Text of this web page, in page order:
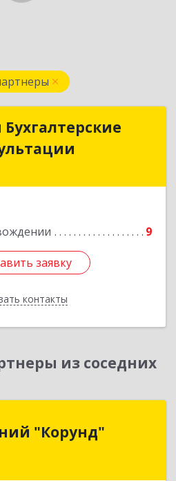
9
заявку
контакты
Бухгалтерские
и консультации
заявку
Назад
из соседних
"Корунд"
"Корунд"
обл, Мурманск г, Тарана